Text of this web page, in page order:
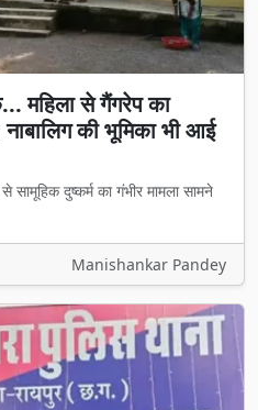
महिला से गैंगरेप का
की भूमिका भी आई
सामूहिक दुष्कर्म का गंभीर मामला सामने
Manishankar Pandey